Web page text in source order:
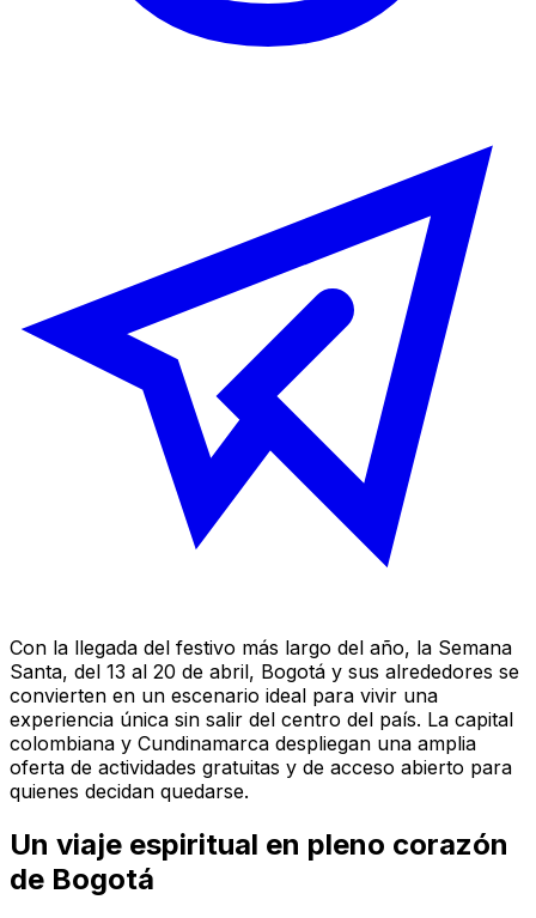
Con la llegada del festivo más largo del año, la Semana
Santa, del 13 al 20 de abril, Bogotá y sus alrededores se
convierten en un escenario ideal para vivir una
experiencia única sin salir del centro del país. La capital
colombiana y Cundinamarca despliegan una amplia
oferta de actividades gratuitas y de acceso abierto para
quienes decidan quedarse.
Un viaje espiritual en pleno corazón
de Bogotá